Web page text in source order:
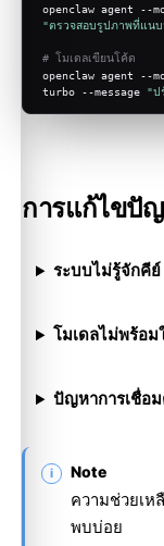
"ตรวจสอบรูปภาพที่แน
# โมเดลเขียนโค้ด
openclaw agent --
turbo --message "ป
การแก้ไขปั
ระบบไม่รู้จักคีย์
โมเดลไม่พร้อม
ปัญหาการเชื่อ
Note
ความช่วยเห
พบบ่อย